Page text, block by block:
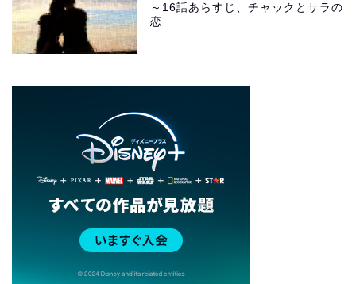
～16話あらすじ、チャックとサラの
恋